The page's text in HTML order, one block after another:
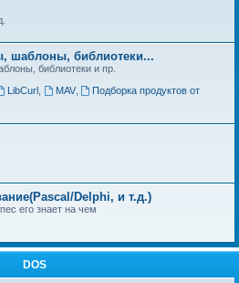
шаблоны, библиотеки...
библиотеки и пр.
LibCurl MAV,
Подборка продуктов от
Delphi, и т.д.)
его знает на чем
DOS